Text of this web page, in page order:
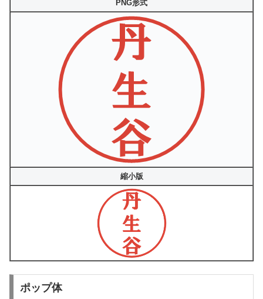
PNG形式
縮小版
ポップ体